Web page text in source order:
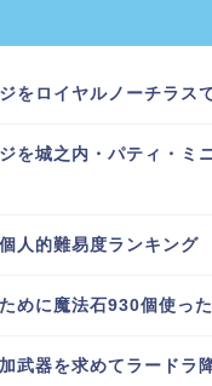
をロイヤルノーチラス
を城之内・パティ・ミ
人的難易度ランキング
めに魔法石930個使っ
武器を求めてラードラ